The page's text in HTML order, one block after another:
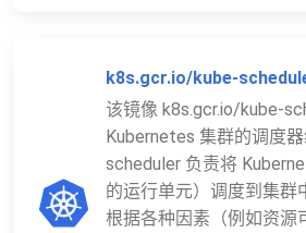
k8s.gcr.io/kube-
该镜像 k8s.gcr.io/kube-
Kubernetes 集群的调度
scheduler 负责将
的运行单元）调度到集群
根据各种因素（例如资源